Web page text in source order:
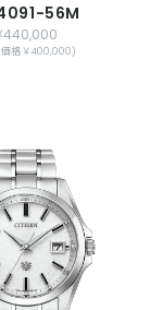
56M
440,000
格 ￥400,000)